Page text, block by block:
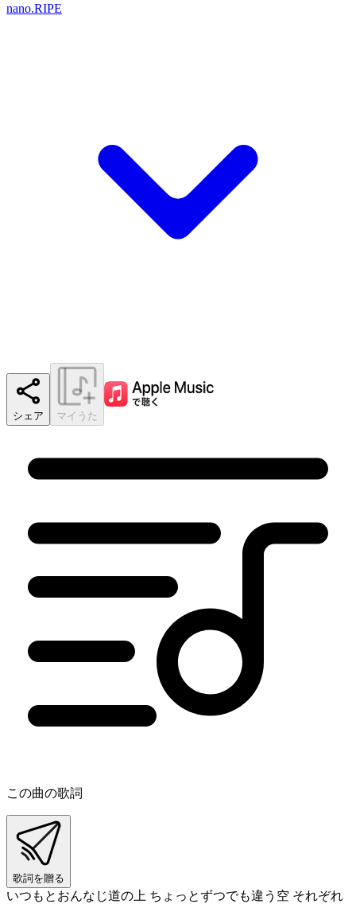
nano.RIPE
シェア マイうた
この曲の歌詞
歌詞を贈る
いつもとおんなじ道の上 ちょっとずつでも違う空 それぞれ